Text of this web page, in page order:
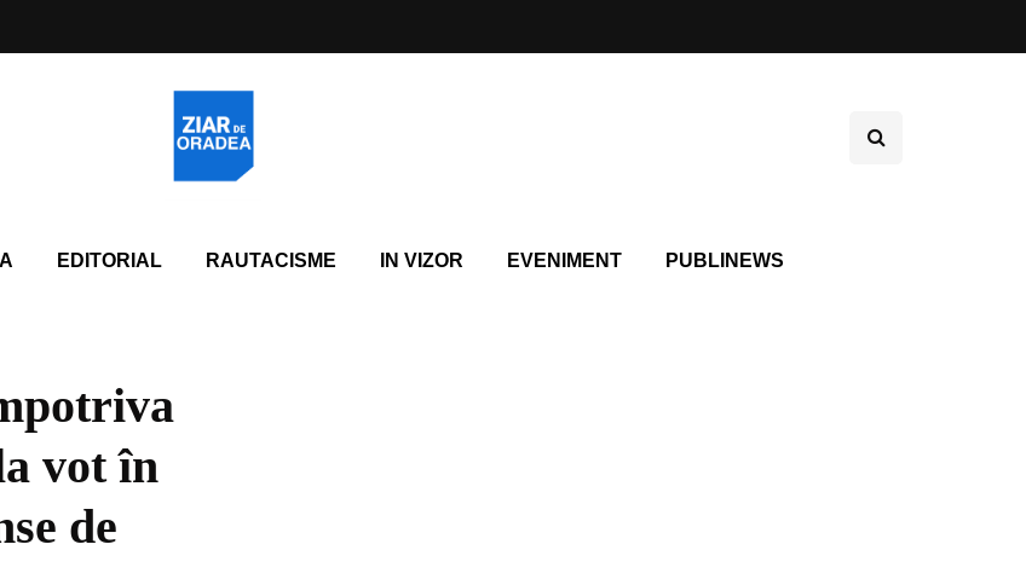
EDITORIAL RAUTACISME IN VIZOR EVENIMENT PUBLINEWS
vot în
de